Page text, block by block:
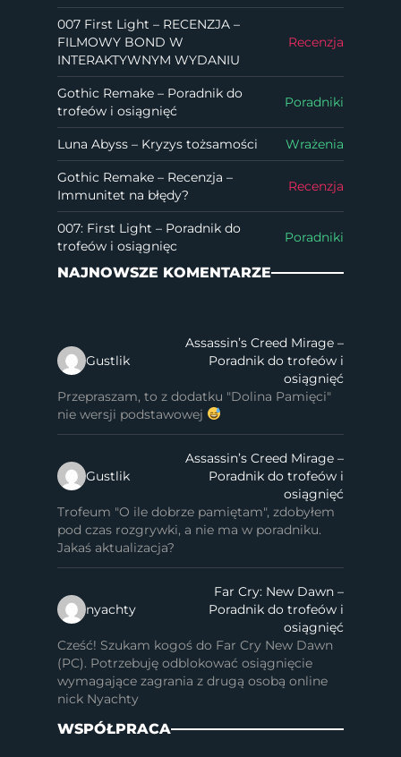
007 First Light – RECENZJA –
FILMOWY BOND W
INTERAKTYWNYM WYDANIU
Recenzja
Gothic Remake – Poradnik do
trofeów i osiągnięć
Poradniki
Luna Abyss – Kryzys tożsamości Wrażenia
Gothic Remake – Recenzja –
Immunitet na błędy?
Recenzja
007: First Light – Poradnik do
trofeów i osiągnięc
Poradniki
NAJNOWSZE KOMENTARZE
Gustlik
Assassin’s Creed Mirage –
Poradnik do trofeów i
osiągnięć
Przepraszam, to z dodatku "Dolina Pamięci"
nie wersji podstawowej
Gustlik
Assassin’s Creed Mirage –
Poradnik do trofeów i
osiągnięć
Trofeum "O ile dobrze pamiętam", zdobyłem
pod czas rozgrywki, a nie ma w poradniku.
Jakaś aktualizacja?
nyachty
Far Cry: New Dawn –
Poradnik do trofeów i
osiągnięć
Cześć! Szukam kogoś do Far Cry New Dawn
(PC). Potrzebuję odblokować osiągnięcie
wymagające zagrania z drugą osobą online
nick Nyachty
WSPÓŁPRACA